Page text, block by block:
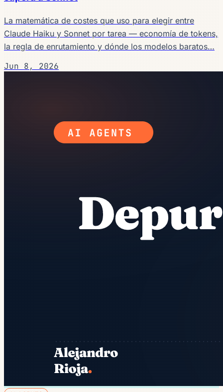
La matemática de costes que uso para elegir entre
Claude Haiku y Sonnet por tarea — economía de tokens,
la regla de enrutamiento y dónde los modelos baratos…
Jun 8, 2026